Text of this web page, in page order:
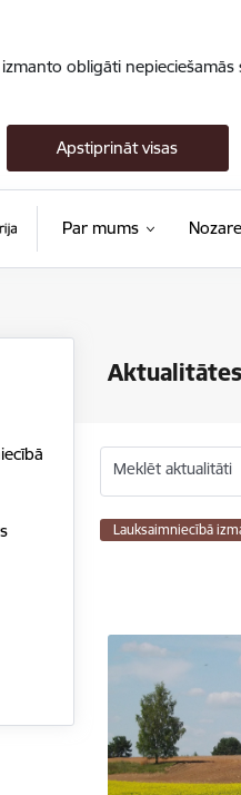
obligāti
Apstiprināt visas
Par mums
Aktualitātes
Meklēt aktualitāti
Lauksaimniecībā